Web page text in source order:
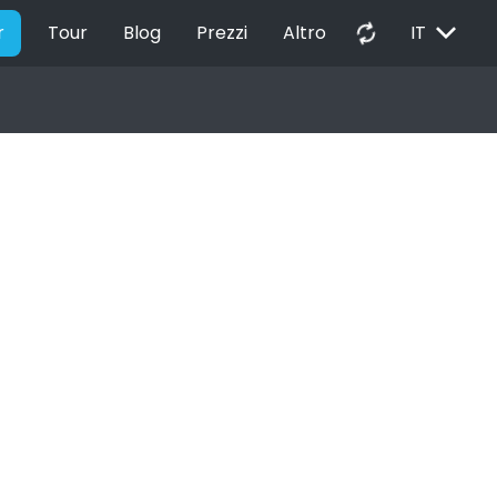
Tour Blog Prezzi Altro autorenew IT EXPAND_MORE